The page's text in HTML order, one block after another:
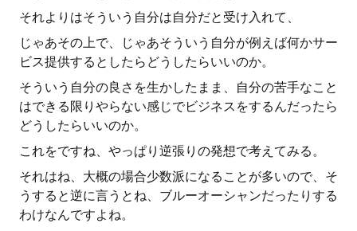
それよりはそういう自分は自分だと受け入れて、
じゃあその上で、じゃあそういう自分が例えば何かサー
ビス提供するとしたらどうしたらいいのか。
そういう自分の良さを生かしたまま、自分の苦手なこと
はできる限りやらない感じでビジネスをするんだったら
どうしたらいいのか。
これをですね、やっぱり逆張りの発想で考えてみる。
それはね、大概の場合少数派になることが多いので、そ
うすると逆に言うとね、ブルーオーシャンだったりする
わけなんですよね。